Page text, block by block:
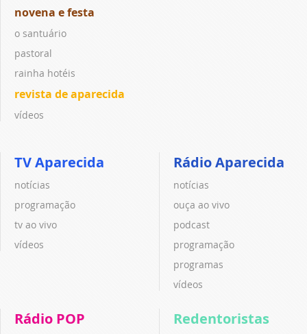
novena e festa
o santuário
pastoral
rainha hotéis
revista de aparecida
vídeos
TV Aparecida
notícias
programação
tv ao vivo
vídeos
Rádio Aparecida
notícias
ouça ao vivo
podcast
programação
programas
vídeos
Rádio POP Redentoristas